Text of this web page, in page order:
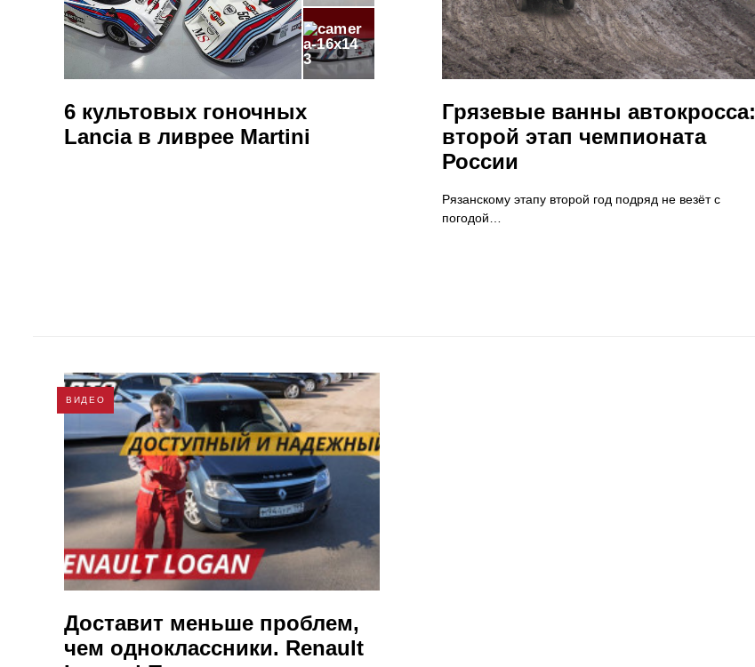
3
6 культовых гоночных
Lancia в ливрее Martini
Грязевые ванны автокросса:
второй этап чемпионата
России
Рязанскому этапу второй год подряд не везёт с
погодой…
ВИДЕО
Доставит меньше проблем,
чем одноклассники. Renault